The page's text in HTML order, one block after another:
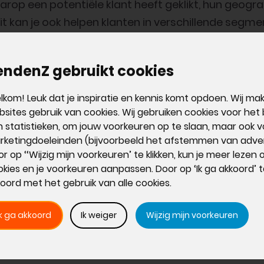
gebruikt cookies
Leuk dat je inspiratie en kennis komt opdoen. Wij
gebruik van cookies. Wij gebruiken cookies voor het
statistieken, om jouw voorkeuren op te slaan, maar ook
(bijvoorbeeld het afstemmen van
op ‘‘Wijzig mijn voorkeuren’ te klikken, kun je meer lezen
en je voorkeuren aanpassen. Door op ‘Ik ga akkoord’
met het gebruik van alle cookies.
ga akkoord Ik weiger Wijzig mijn voorkeuren
een potentiële klant heeft geklikt, hun
kan je ook helpen klanten in verschillende
gemaakt.
van verkoop-
een holistisch overzicht van de pijplijn van
de knelpunten liggen. Als jou
te leggen, maar het marketingteam er niet in is
dat het tijd wordt om even met het
voor alle klantcontactpunten, kan je met
te weten wanneer een klant voor het laatst in